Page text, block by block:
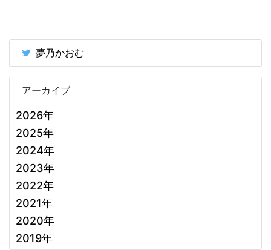
夢乃かおむ
アーカイブ
2026年
2025年
2024年
2023年
2022年
2021年
2020年
2019年